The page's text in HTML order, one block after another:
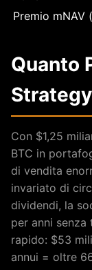
Premio mNAV
Quanto
Con $1,25
BTC in
di vendita
invariato di
dividendi, la
per anni
rapido: $53
annui = oltre